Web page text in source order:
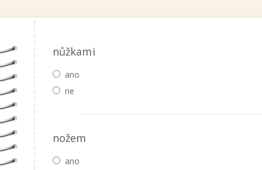
nůžkami
ano
ne
nožem
ano